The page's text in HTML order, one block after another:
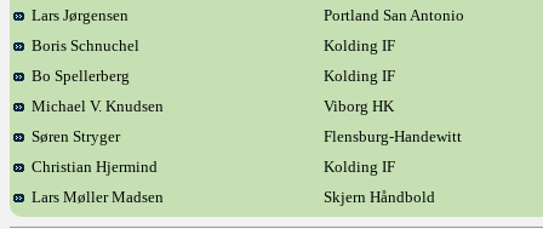
Lars Jørgensen
Portland San Antonio
Boris Schnuchel
Kolding IF
Bo Spellerberg
Kolding IF
Michael V. Knudsen
Viborg HK
Søren Stryger
Flensburg-Handewitt
Christian Hjermind
Kolding IF
Lars Møller Madsen
Skjern Håndbold